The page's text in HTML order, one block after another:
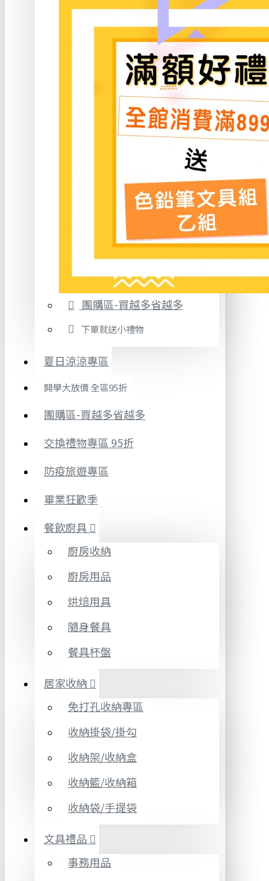
團購區-買越多省越多
下單就送小禮物
夏日涼涼專區
開學大放價 全區95折
團購區-買越多省越多
交換禮物專區 95折
防疫旅遊專區
畢業狂歡季
餐飲廚具
廚房收納
廚房用品
烘焙用具
隨身餐具
餐具杯盤
居家收納
免打孔收納專區
收納掛袋/掛勾
收納架/收納盒
收納籃/收納箱
收納袋/手提袋
文具禮品
事務用品